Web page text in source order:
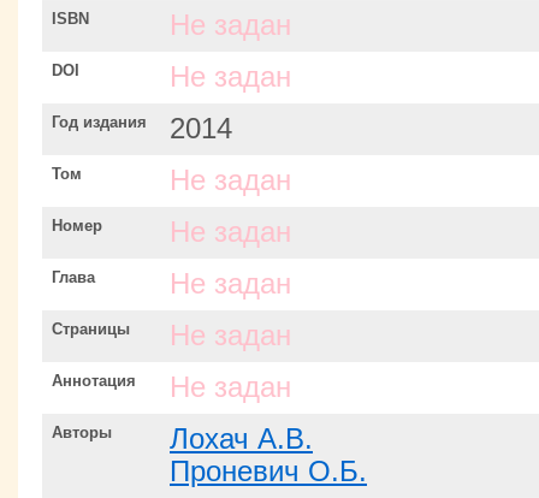
ISBN Не задан
DOI Не задан
Год издания 2014
Том Не задан
Номер Не задан
Глава Не задан
Страницы Не задан
Аннотация Не задан
Авторы
Лохач А.В.
Проневич О.Б.